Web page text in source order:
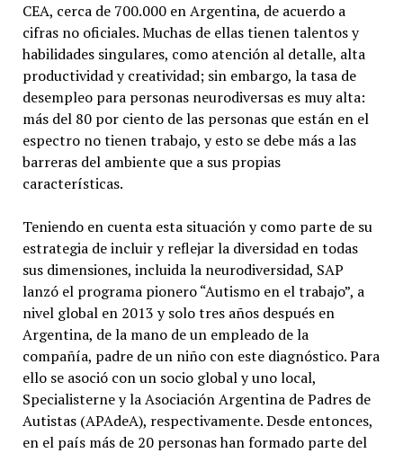
CEA, cerca de 700.000 en Argentina, de acuerdo a
cifras no oficiales. Muchas de ellas tienen talentos y
habilidades singulares, como atención al detalle, alta
productividad y creatividad; sin embargo, la tasa de
desempleo para personas neurodiversas es muy alta:
más del 80 por ciento de las personas que están en el
espectro no tienen trabajo, y esto se debe más a las
barreras del ambiente que a sus propias
características.
Teniendo en cuenta esta situación y como parte de su
estrategia de incluir y reflejar la diversidad en todas
sus dimensiones, incluida la neurodiversidad, SAP
lanzó el programa pionero “Autismo en el trabajo”, a
nivel global en 2013 y solo tres años después en
Argentina, de la mano de un empleado de la
compañía, padre de un niño con este diagnóstico. Para
ello se asoció con un socio global y uno local,
Specialisterne y la Asociación Argentina de Padres de
Autistas (APAdeA), respectivamente. Desde entonces,
en el país más de 20 personas han formado parte del